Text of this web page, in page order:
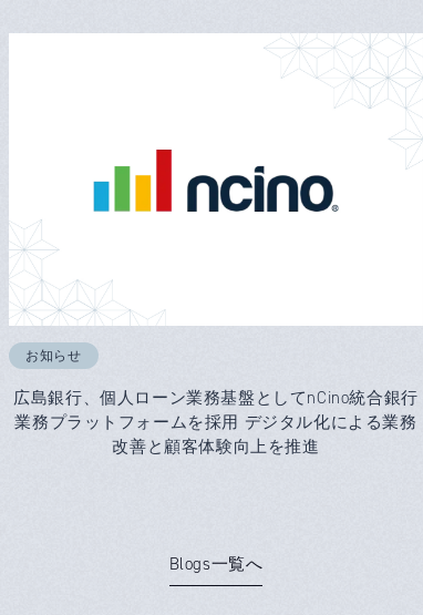
お知らせ
広島銀行、個人ローン業務基盤としてnCino統合銀行
業務プラットフォームを採用 デジタル化による業務
改善と顧客体験向上を推進
Blogs一覧へ